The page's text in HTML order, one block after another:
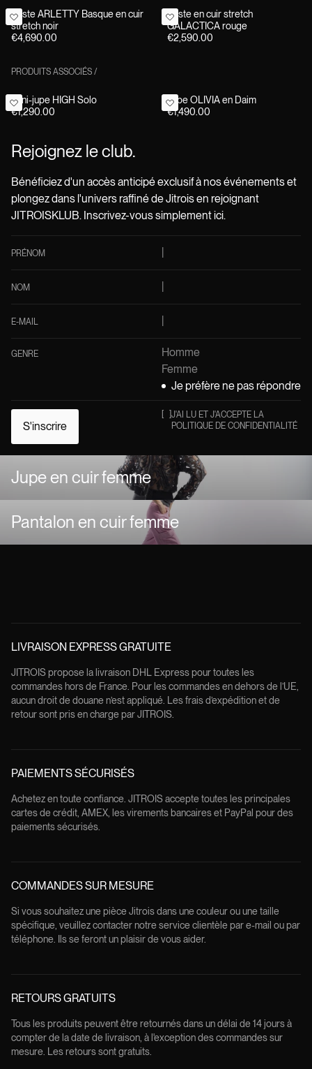
Veste ARLETTY Basque en cuir
stretch noir
€4,690.00
Veste en cuir stretch
GALACTICA rouge
€2,590.00
PRODUITS ASSOCIÉS /
Mini-jupe HIGH Solo
€1,290.00
Jupe OLIVIA en Daim
€1,490.00
Rejoignez le club.
Bénéficiez d'un accès anticipé exclusif à nos événements et
plongez dans l'univers raffiné de Jitrois en rejoignant
JITROISKLUB. Inscrivez-vous simplement ici.
PRÉNOM
NOM
E-MAIL
GENRE
Homme
Femme
Je préfère ne pas répondre
S'inscrire
J'AI LU ET J'ACCEPTE LA
POLITIQUE DE CONFIDENTIALITÉ
Jupe en cuir femme
Pantalon en cuir femme
LIVRAISON EXPRESS GRATUITE
JITROIS propose la livraison DHL Express pour toutes les
commandes hors de France. Pour les commandes en dehors de l’UE,
aucun droit de douane n’est appliqué. Les frais d’expédition et de
retour sont pris en charge par JITROIS.
PAIEMENTS SÉCURISÉS
Achetez en toute confiance. JITROIS accepte toutes les principales
cartes de crédit, AMEX, les virements bancaires et PayPal pour des
paiements sécurisés.
COMMANDES SUR MESURE
Si vous souhaitez une pièce Jitrois dans une couleur ou une taille
spécifique, veuillez contacter notre service clientèle par e-mail ou par
téléphone. Ils se feront un plaisir de vous aider.
RETOURS GRATUITS
Tous les produits peuvent être retournés dans un délai de 14 jours à
compter de la date de livraison, à l'exception des commandes sur
mesure. Les retours sont gratuits.